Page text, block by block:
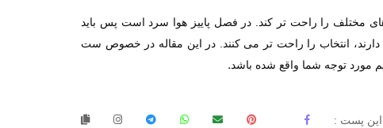
را راحت تر کند. در فصل پاییز هوا سرد است پس باید
انتخاب را راحت تر می کنند. در این مقاله در خصوص ست
مورد توجه شما واقع شده باشد.
این پست :